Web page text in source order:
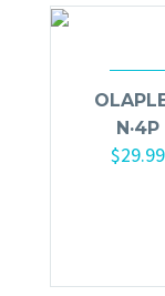
N·4P
$29.99